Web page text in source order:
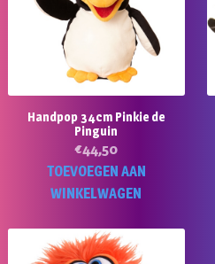
Handpop 34cm Pinkie de
Pinguin
€44,50
TOEVOEGEN AAN
WINKELWAGEN